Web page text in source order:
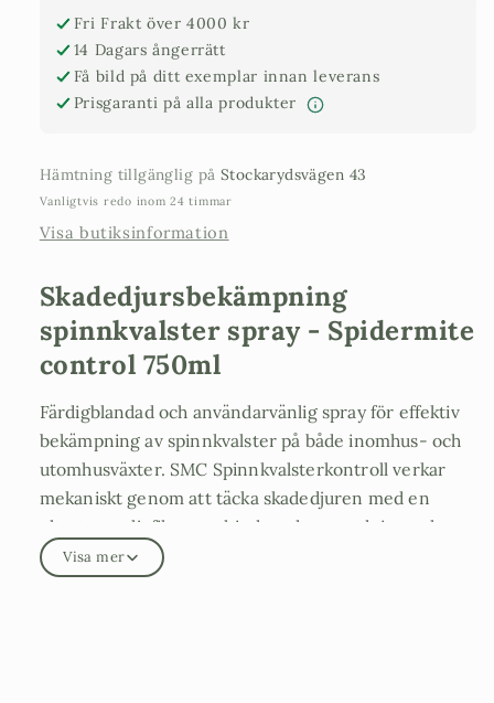
750ml
750ml
Fri Frakt över 4000 kr
14 Dagars ångerrätt
Få bild på ditt exemplar innan leverans
Prisgaranti på alla produkter
Hämtning tillgänglig på Stockarydsvägen 43
Vanligtvis redo inom 24 timmar
Visa butiksinformation
Skadedjursbekämpning
spinnkvalster spray - Spidermite
control 750ml
Färdigblandad och användarvänlig spray för effektiv
bekämpning av spinnkvalster på både inomhus- och
utomhusväxter. SMC Spinnkvalsterkontroll verkar
mekaniskt genom att täcka skadedjuren med en
ultratunn oljefilm som hindrar deras andning och
hjälper till att stoppa angreppet.
Visa mer